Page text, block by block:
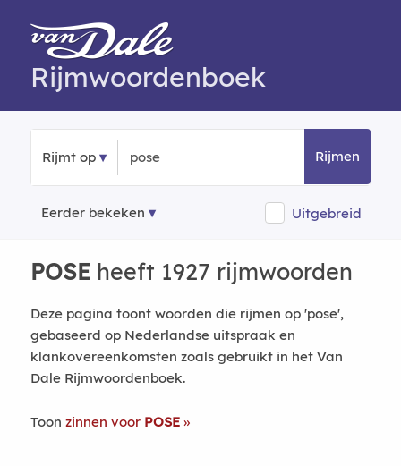
Rijmwoordenboek
Rijmt op Rijmen
Eerder bekeken Uitgebreid
POSEheeft 1927 rijmwoorden
Deze pagina toont woorden die rijmen op 'pose',
gebaseerd op Nederlandse uitspraak en
klankovereenkomsten zoals gebruikt in het Van
Dale Rijmwoordenboek.
Toon zinnen voor POSE